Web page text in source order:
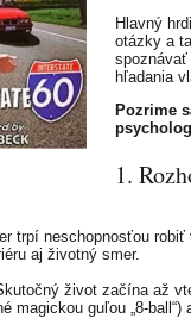
Hlavný
otázky a
spoznávať
hľadania
Pozrime
1.
trpí neschopnosťou
aj životný smer.
život začína až
magickou guľou „8-